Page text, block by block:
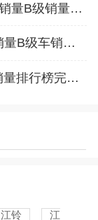
2018年12月全国自主品牌SUV销量B级销量排行榜完整版
2017年8月全国自主品牌SUV销量B级车销量排行榜完整版
2021年4月全国自主汽车品牌销量排行榜完整版
江铃 江